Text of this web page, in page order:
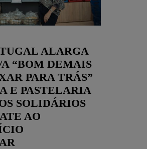
ALARGA
“BOM DEMAIS
PARA TRÁS”
E PASTELARIA
SOLIDÁRIOS
AO